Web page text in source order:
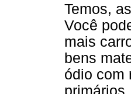
Temos,
Você
mais
bens
ódio com